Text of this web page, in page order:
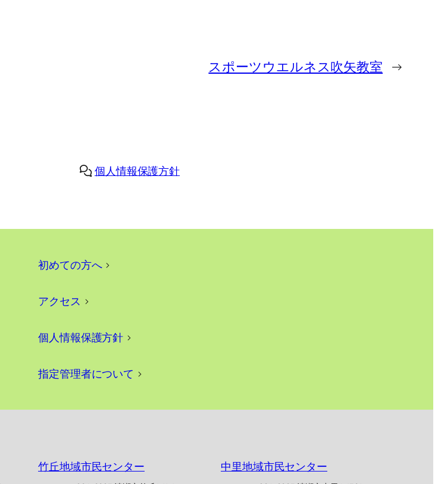
スポーツウエルネス吹矢教室 →
個人情報保護方針
初めての方へ>
アクセス >
個人情報保護方針 >
指定管理者について >
竹丘地域市民センター 中里地域市民センター